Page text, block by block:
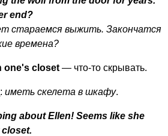
end?
стараемся выжить. Закончатся
времена?
one's closet — что-то скрывать.
иметь скелета в шкафу.
about Ellen! Seems like she
closet.